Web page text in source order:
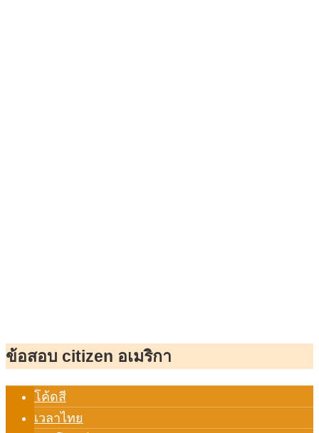
ข้อสอบ citizen อเมริกา
โค้ดสี
เวลาไทย